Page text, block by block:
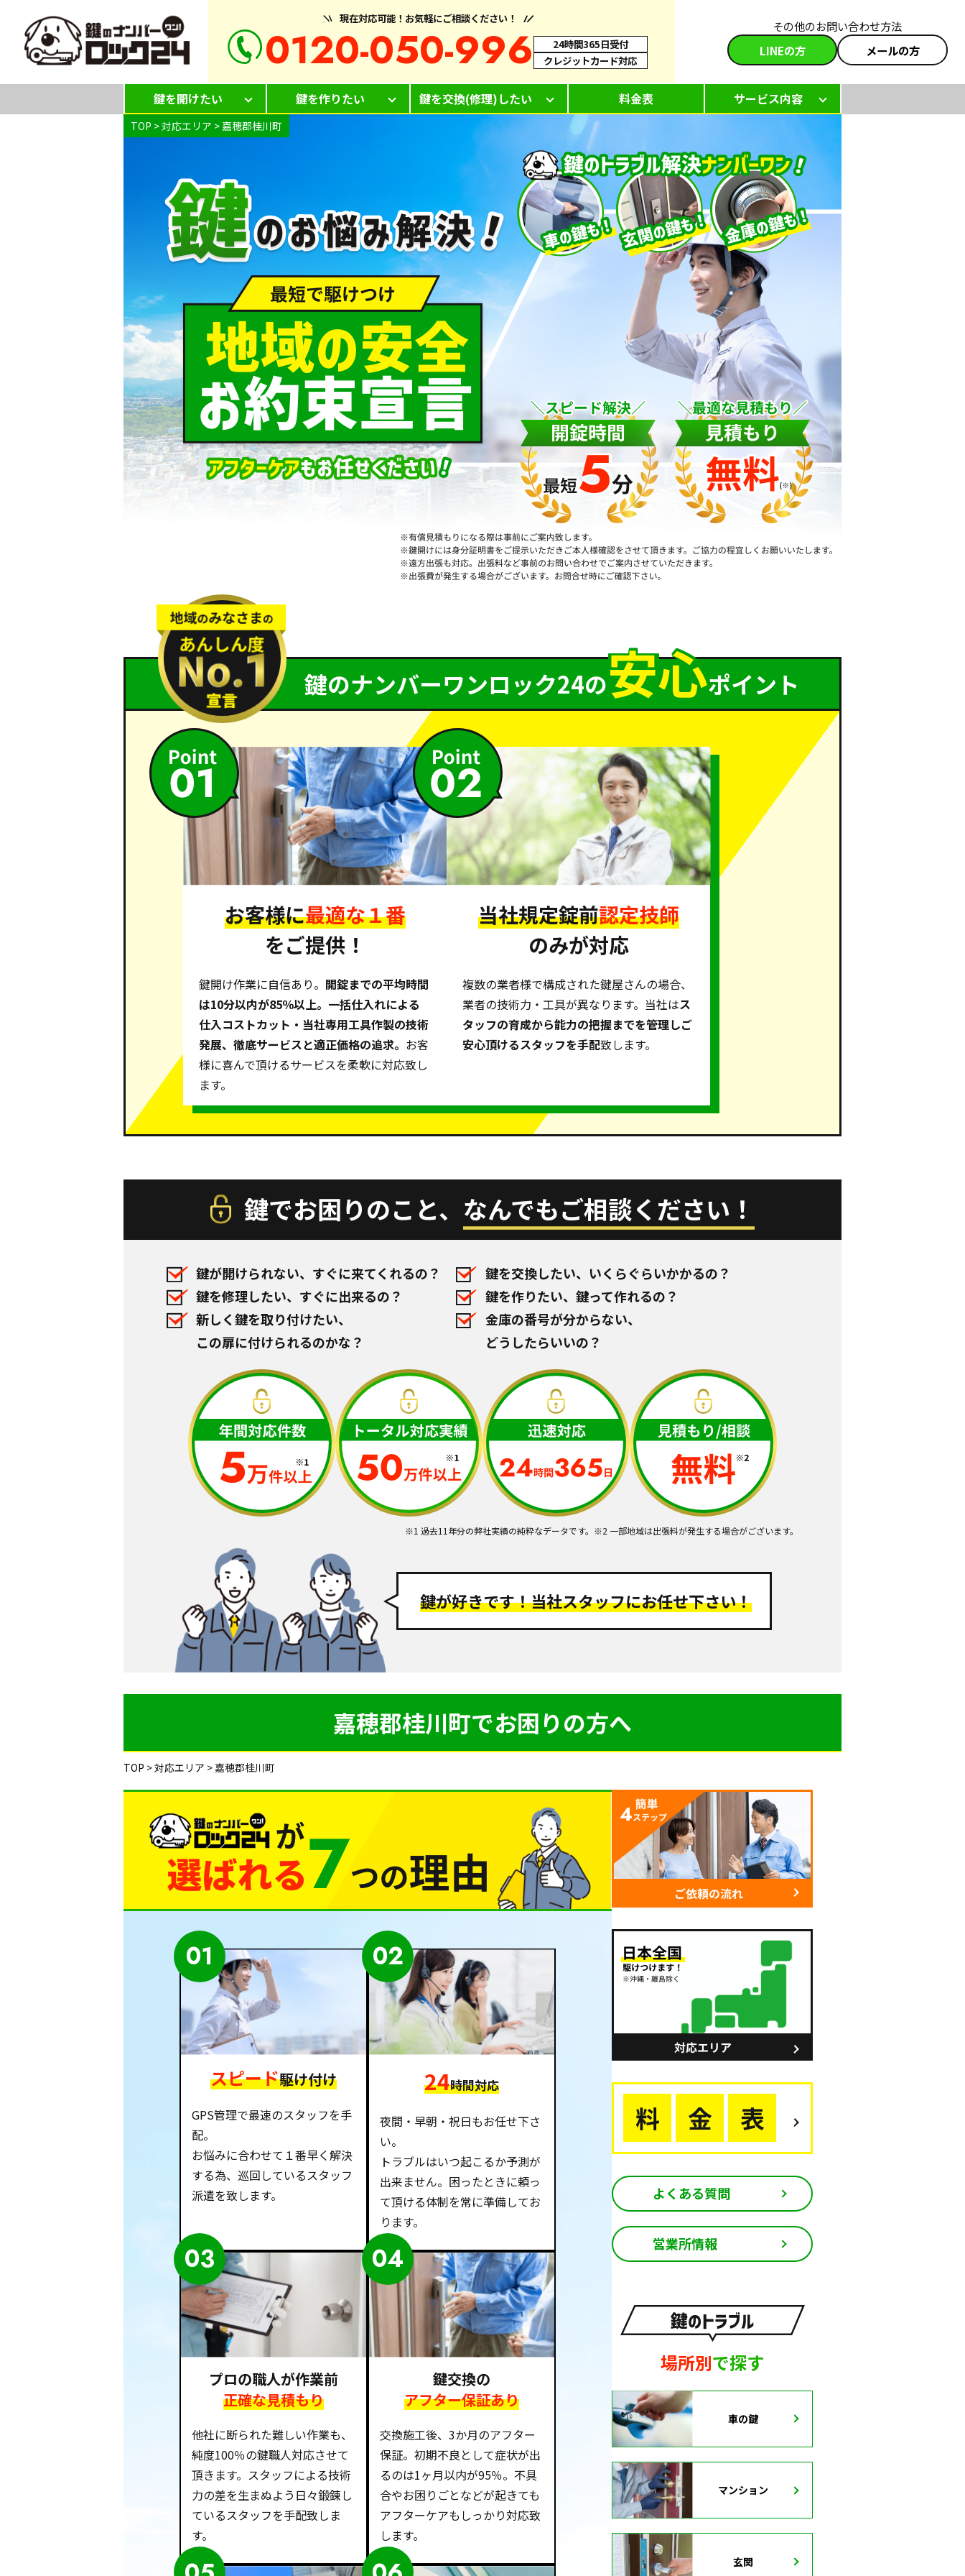
現在対応可能！お気軽にご相談ください！
0120-050-996
24時間365日受付
クレジットカード対応
その他のお問い合わせ方法
LINEの方
メールの方
鍵を開けたい 鍵を作りたい 鍵を交換(修理)したい 料金表 サービス内容
TOP >対応エリア > 嘉穂郡桂川町
鍵のナンバーワンロック24の安心ポイント
お客様に最適な１番
をご提供！
鍵開け作業に自信あり。 開錠までの平均時間
は10分以内が85％以上。一括仕入れによる
仕入コストカット・当社専用工具作製の技術
発展、徹底サービスと適正価格の追求。 お客
様に喜んで頂けるサービスを柔軟に対応致し
ます。
当社規定錠前認定技師
のみが対応
複数の業者様で構成された鍵屋さんの場合、
業者の技術力・工具が異なります。当社はス
タッフの育成から能力の把握までを管理しご
安心頂けるスタッフを手配致します。
鍵でお困りのこと、 なんでもご相談ください！
鍵が開けられない、すぐに来てくれるの？
鍵を交換したい、いくらぐらいかかるの？
鍵を修理したい、すぐに出来るの？
鍵を作りたい、鍵って作れるの？
新しく鍵を取り付けたい、
この扉に付けられるのかな？
金庫の番号が分からない、
どうしたらいいの？
※1 過去11年分の弊社実績の純粋なデータです。 ※2 一部地域は出張料が発生する場合がございます。
鍵が好きです！当社スタッフにお任せ下さい！
嘉穂郡桂川町でお困りの方へ
TOP >対応エリア > 嘉穂郡桂川町
01
スピード駆け付け
GPS管理で最速のスタッフを手
配。
お悩みに合わせて１番早く解決
する為、巡回しているスタッフ
派遣を致します。
02
24時間対応
夜間・早朝・祝日もお任せ下さ
い。
トラブルはいつ起こるか予測が
出来ません。困ったときに頼っ
て頂ける体制を常に準備してお
ります。
03
プロの職人が作業前
正確な見積もり
他社に断られた難しい作業も、
純度100％の鍵職人対応させて
頂きます。スタッフによる技術
力の差を生まぬよう日々鍛錬し
ているスタッフを手配致しま
す。
04
鍵交換の
アフター保証あり
交換施工後、3か月のアフター
保証。初期不良として症状が出
るのは1ヶ月以内が95％。不具
合やお困りごとなどが起きても
アフターケアもしっかり対応致
します。
よくある質問
営業所情報
場所別で探す
車の鍵
マンション
玄関